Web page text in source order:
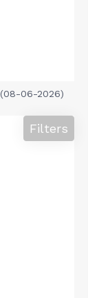
(08-06-2026)
Filters